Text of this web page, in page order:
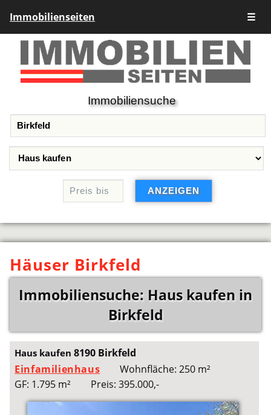
Immobilienseiten ☰
Immobiliensuche
Häuser Birkfeld
Immobiliensuche: Haus kaufen in
Birkfeld
Haus kaufen8190 Birkfeld
Einfamilienhaus
Wohnfläche: 250 m²
GF: 1.795 m²
Preis: 395.000,-